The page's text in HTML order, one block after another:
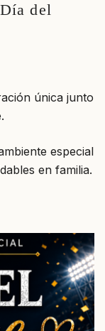
del
única junto
especial
en familia.